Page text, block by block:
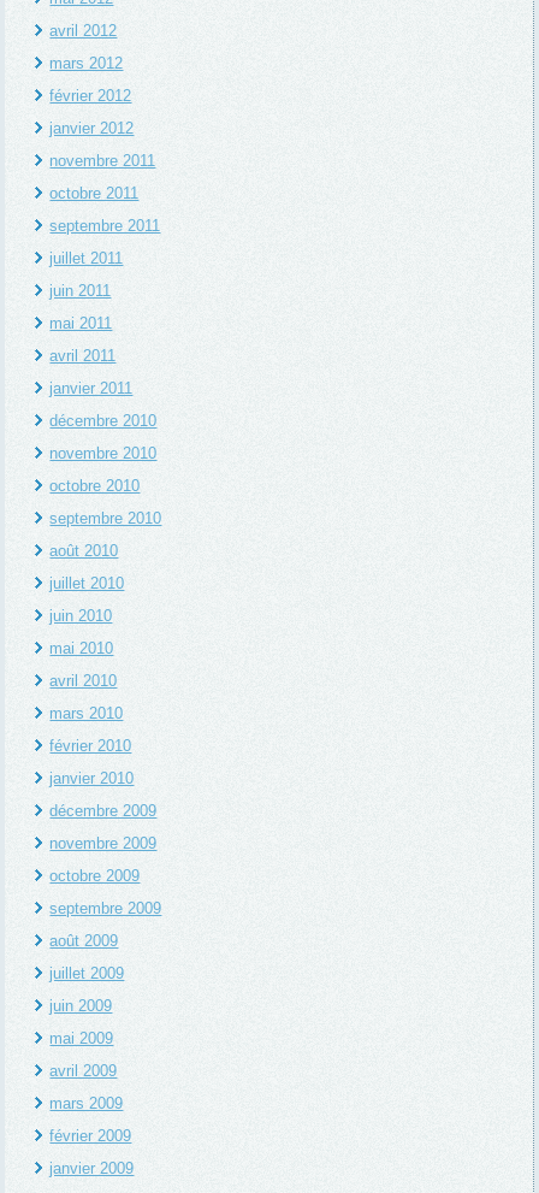
avril 2012
mars 2012
février 2012
janvier 2012
novembre 2011
octobre 2011
septembre 2011
juillet 2011
juin 2011
mai 2011
avril 2011
janvier 2011
décembre 2010
novembre 2010
octobre 2010
septembre 2010
août 2010
juillet 2010
juin 2010
mai 2010
avril 2010
mars 2010
février 2010
janvier 2010
décembre 2009
novembre 2009
octobre 2009
septembre 2009
août 2009
juillet 2009
juin 2009
mai 2009
avril 2009
mars 2009
février 2009
janvier 2009